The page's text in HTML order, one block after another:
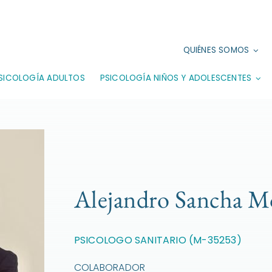
QUIÉNES SOMOS
ADULTOS PSICOLOGÍA NIÑOS Y ADOLESCENTES
Alejandro Sancha
PSICOLOGO SANITARIO (M-35253)
COLABORADOR